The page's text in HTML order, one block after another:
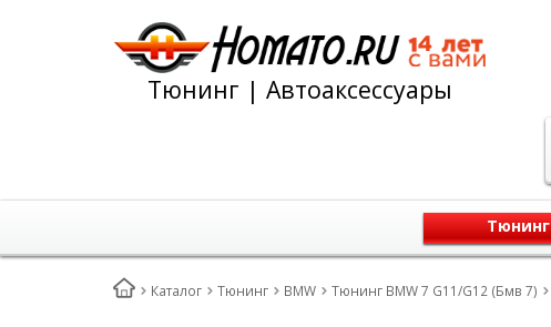
Тюнинг | Автоаксессуары
Тюнинг
Каталог Тюнинг BMW Тюнинг BMW 7 G11/G12 (Бмв 7)